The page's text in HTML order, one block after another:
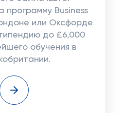
программу Business
или Оксфорде
до £6,000
обучения в